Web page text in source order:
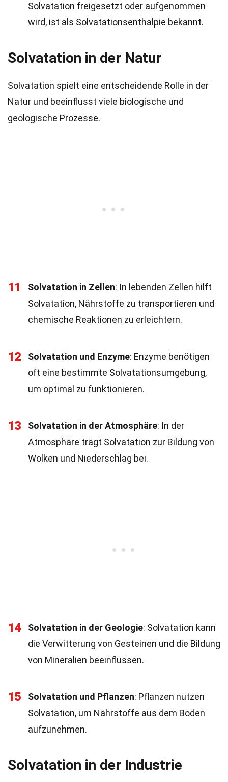
Solvatation freigesetzt oder aufgenommen
wird, ist als Solvatationsenthalpie bekannt.
Solvatation in der Natur
Solvatation spielt eine entscheidende Rolle in der
Natur und beeinflusst viele biologische und
geologische Prozesse.
11 Solvatation in Zellen: In lebenden Zellen hilft
Solvatation, Nährstoffe zu transportieren und
chemische Reaktionen zu erleichtern.
12 Solvatation und Enzyme: Enzyme benötigen
oft eine bestimmte Solvatationsumgebung,
um optimal zu funktionieren.
13 Solvatation in der Atmosphäre: In der
Atmosphäre trägt Solvatation zur Bildung von
Wolken und Niederschlag bei.
14 Solvatation in der Geologie: Solvatation kann
die Verwitterung von Gesteinen und die Bildung
von Mineralien beeinflussen.
15 Solvatation und Pflanzen: Pflanzen nutzen
Solvatation, um Nährstoffe aus dem Boden
aufzunehmen.
Solvatation in der Industrie